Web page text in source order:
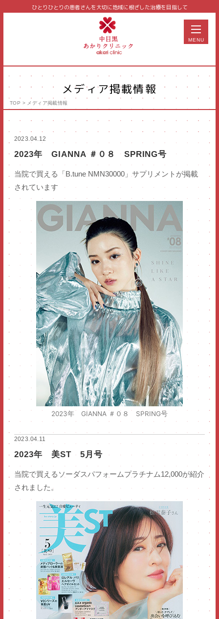
ひとりひとりの患者さんを大切に地域に根ざした治療を目指して
美容皮膚科
皮膚科
泌尿器科
予防医学
サプリメント・コスメ
NEWS
PICK UP
三軒茶屋
たまプラーザ
MENU
メディア掲載情報
TOP > メディア掲載情報
2023.04.12
2023年 GIANNA ＃０８ SPRING号
当院で買える「B.tune NMN30000」サプリメントが掲載
されています
2023年 GIANNA ＃０８ SPRING号
2023.04.11
2023年 美ST 5月号
当院で買えるソーダスパフォームプラチナム12,000が紹介
されました。